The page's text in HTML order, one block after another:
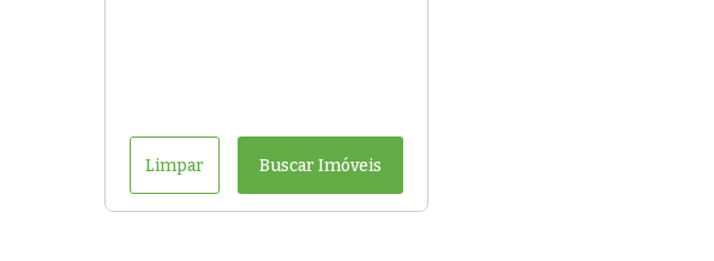
Limpar Buscar Imóveis